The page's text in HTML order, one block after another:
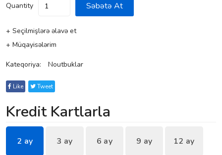
Quantity Səbətə At
+ Seçilmişlərə əlavə et
+ Müqayisələrim
Kateqoriya: Noutbuklar
Like Tweet
Kredit Kartlarla
2 ay 3 ay 6 ay 9 ay 12 ay